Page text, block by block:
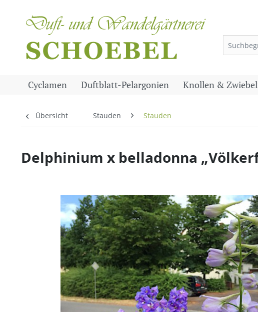
Cyclamen Duftblatt-Pelargonien Knollen &
Übersicht Stauden Stauden
Delphinium x belladonna